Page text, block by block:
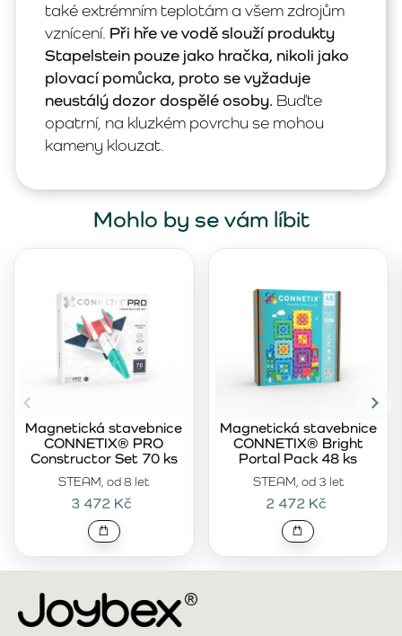
také extrémním teplotám a všem zdrojům
vznícení. Při hře ve vodě slouží produkty
Stapelstein pouze jako hračka, nikoli jako
plovací pomůcka, proto se vyžaduje
neustálý dozor dospělé osoby. Buďte
opatrní, na kluzkém povrchu se mohou
kameny klouzat.
Mohlo by se vám líbit
STEAM, od 8 let
Magnetická stavebnice
CONNETIX® PRO
Constructor Set 70 ks
3 472 Kč
STEAM, od 3 let
Magnetická stavebnice
CONNETIX® Bright
Portal Pack 48 ks
2 472 Kč